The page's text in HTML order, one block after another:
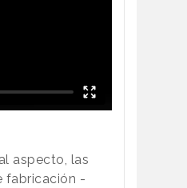
aspecto, las
fabricación -